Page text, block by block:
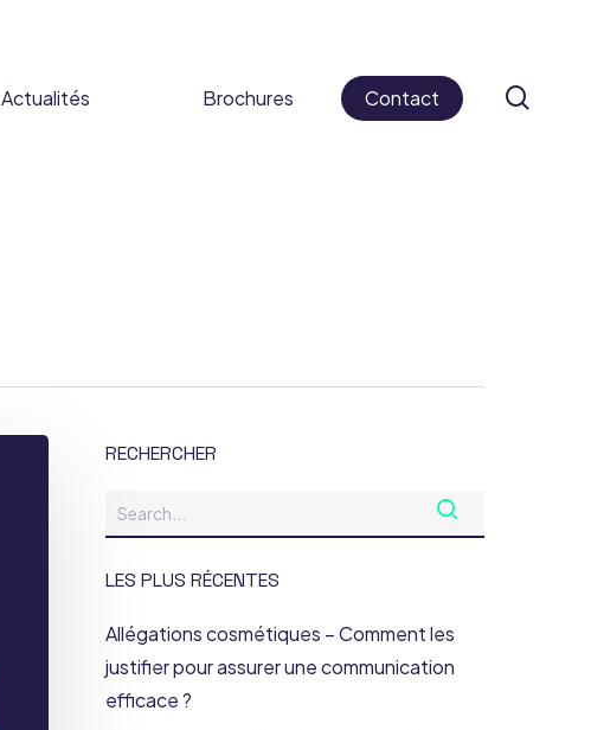
Médicaments
Actualités Brochures Contact
RECHERCHER
LES PLUS RÉCENTES
Allégations cosmétiques – Comment les
justifier pour assurer une communication
efficace ?